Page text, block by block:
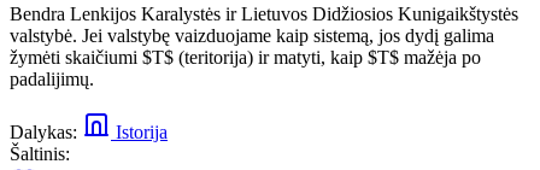
Bendra Lenkijos Karalystės ir Lietuvos Didžiosios Kunigaikštystės
valstybė. Jei valstybę vaizduojame kaip sistemą, jos dydį galima
žymėti skaičiumi $T$ (teritorija) ir matyti, kaip $T$ mažėja po
padalijimų.
Dalykas:
Istorija
Šaltinis: